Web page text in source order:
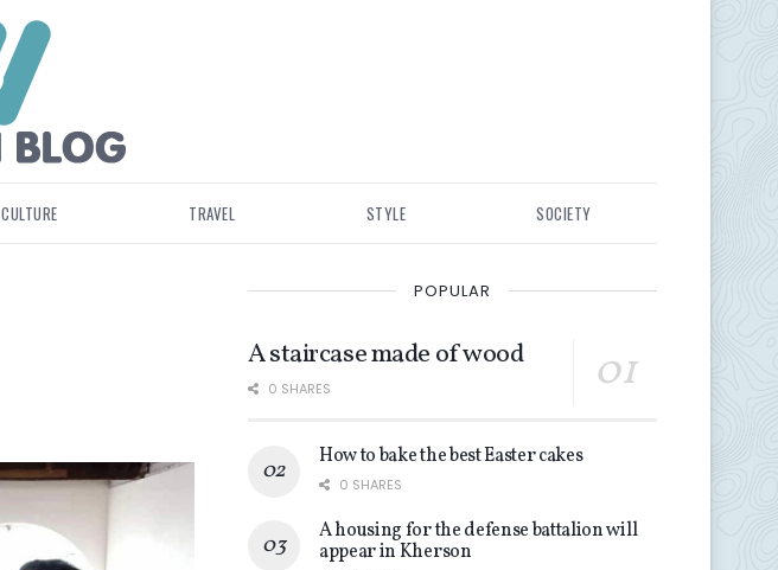
CULTURE TRAVEL STYLE SOCIETY
POPULAR
A staircase made of wood
0 SHARES
How to bake the best Easter cakes
0 SHARES
A housing for the defense battalion will
appear in Kherson